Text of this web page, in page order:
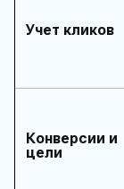
Учет кликов
Конверсии и
цели